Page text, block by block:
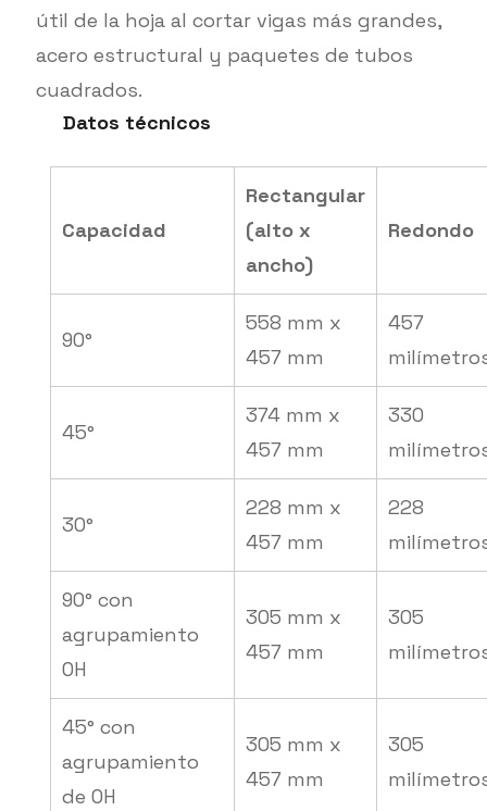
útil de la hoja al cortar vigas más grandes,
acero estructural y paquetes de tubos
cuadrados.
Datos técnicos
Capacidad
Rectangular
(alto x
ancho)
Redondo
90°
558 mm x
457 mm
457
45°
374 mm x
457 mm
330
30°
228 mm x
457 mm
228
90° con
agrupamiento
OH
305 mm x
457 mm
305
45° con
agrupamiento
de OH
305 mm x
457 mm
305